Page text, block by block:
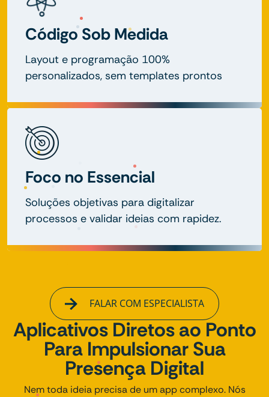
Código Sob Medida
Layout e programação 100%
personalizados, sem templates prontos
Foco no Essencial
Soluções objetivas para digitalizar
processos e validar ideias com rapidez.
FALAR COM ESPECIALISTA
Aplicativos Diretos ao Ponto
Para Impulsionar Sua
Presença Digital
Nem toda ideia precisa de um app complexo. Nós